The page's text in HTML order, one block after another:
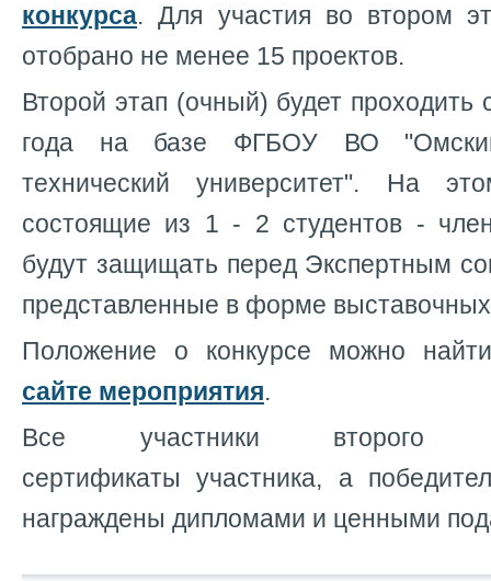
конкурса. Для участия во втором
отобрано не менее 15 проектов.
Второй этап (очный) будет проходить
года на базе ФГБОУ ВО "Омский
технический университет". На
состоящие из 1 - 2 студентов -
будут защищать перед Экспертным
представленные в форме выставочных
Положение о конкурсе можно
сайте мероприятия.
Все участники второго
сертификаты участника, а
награждены дипломами и ценными